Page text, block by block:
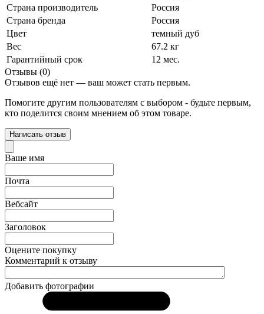
Страна производитель
Россия
Страна бренда
Россия
Цвет
темный дуб
Вес
67.2 кг
Гарантийный срок
12 мес.
Отзывы (0)
Отзывов ещё нет — ваш может стать первым.
Помогите другим пользователям с выбором - будьте первым,
кто поделится своим мнением об этом товаре.
Написать отзыв
Ваше имя
Почта
Вебсайт
Заголовок
Оцените покупку
Комментарий к отзыву
Добавить фотографии